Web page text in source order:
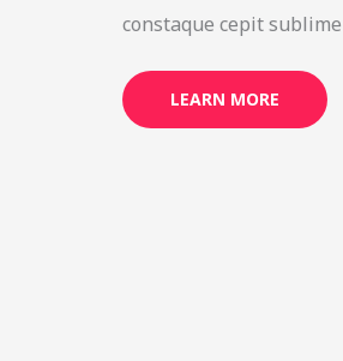
constaque cepit
LEARN MORE